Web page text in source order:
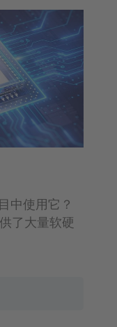
中使用它？
了大量软硬